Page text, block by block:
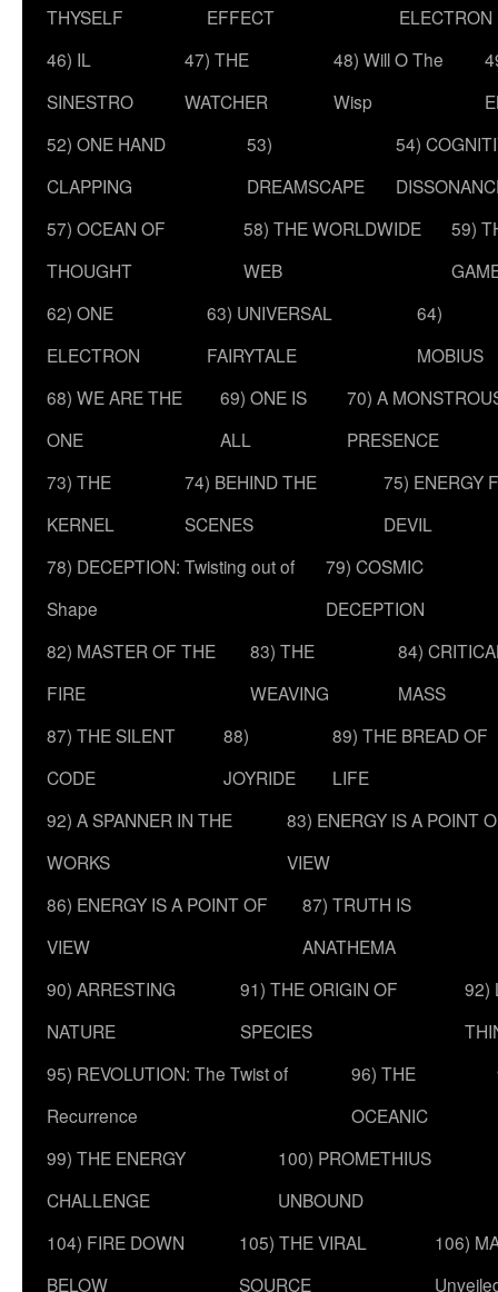
THYSELF
EFFECT
ELECTRON
46) IL
SINESTRO
47) THE
WATCHER
48) Will O The
Wisp
52) ONE HAND
CLAPPING
53)
DREAMSCAPE
54)
57) OCEAN OF
THOUGHT
58) THE WORLDWIDE
WEB
59)
62) ONE
ELECTRON
63) UNIVERSAL
FAIRYTALE
64)
MOBIUS
68) WE ARE THE
ONE
69) ONE IS
ALL
70) A
PRESENCE
73) THE
KERNEL
74) BEHIND THE
SCENES
75) ENERGY
DEVIL
78) DECEPTION: Twisting out of
Shape
79) COSMIC
DECEPTION
82) MASTER OF THE
FIRE
83) THE
WEAVING
84)
MASS
87) THE SILENT
CODE
88)
JOYRIDE
89) THE BREAD OF
LIFE
92) A SPANNER IN THE
WORKS
83) ENERGY IS A POINT
VIEW
86) ENERGY IS A POINT OF
VIEW
87) TRUTH IS
ANATHEMA
90) ARRESTING
NATURE
91) THE ORIGIN OF
SPECIES
92)
95) REVOLUTION: The Twist of
Recurrence
96) THE
OCEANIC
99) THE ENERGY
CHALLENGE
100) PROMETHIUS
UNBOUND
104) FIRE DOWN
BELOW
105) THE VIRAL
SOURCE
106)